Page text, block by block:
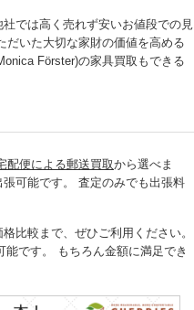
では高く売れず安いお値段での見
だいた大切な家財の価値を高める
Förster)の家具買取もできる
配便による郵送買取から選べま
可能です。 査定のみでも出張料
比較まで、ぜひご利用ください。
能です。 もちろん金額に満足でき